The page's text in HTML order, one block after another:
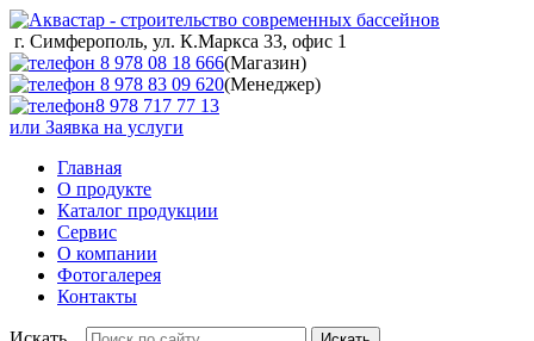
г. Симферополь, ул. К.Маркса 33, офис 1
8 978 08 18 666(Магазин)
8 978 83 09 620(Менеджер)
8 978 717 77 13
или Заявка на услуги
Главная
О продукте
Каталог продукции
Сервис
О компании
Фотогалерея
Контакты